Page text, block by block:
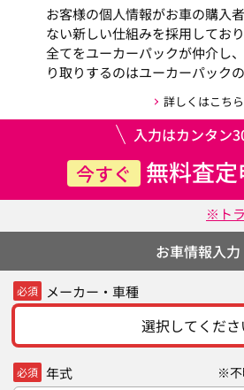
お客様の個人情報がお車の購入
ない新しい仕組みを採用してお
全てをユーカーパックが仲介し
り取りするのはユーカーパックの
詳しくはこちら
入力はカンタン
今すぐ 無料査定
※ト
お車情報入力
必須 メーカー・車種
選択してくださ
必須 年式 ※不